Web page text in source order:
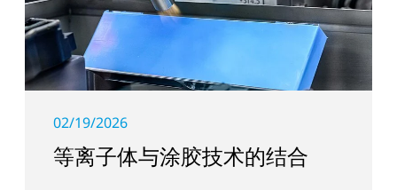
02/19/2026
等离子体与涂胶技术的结合